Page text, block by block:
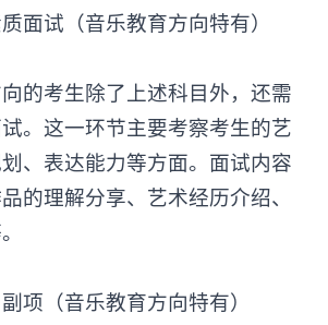
试（音乐教育方向特有）
考生除了上述科目外，还需
。这一环节主要考察考生的艺
、表达能力等方面。面试内容
的理解分享、艺术经历介绍、
（音乐教育方向特有）